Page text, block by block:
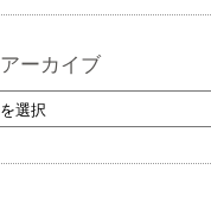
アーカイブ